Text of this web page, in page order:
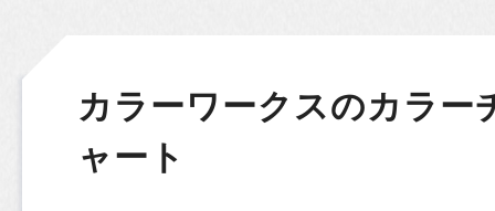
カラーワークスのカラー
ャート